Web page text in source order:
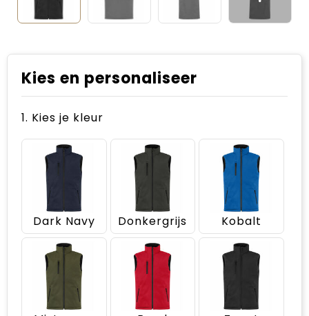
Kies en personaliseer
1. Kies je kleur
Dark Navy Donkergrijs Kobalt